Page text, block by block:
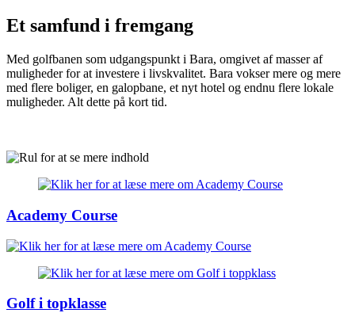
Et samfund i fremgang
Med golfbanen som udgangspunkt i Bara, omgivet af masser af
muligheder for at investere i livskvalitet. Bara vokser mere og mere
med flere boliger, en galopbane, et nyt hotel og endnu flere lokale
muligheder. Alt dette på kort tid.
Academy Course
Golf i topklasse